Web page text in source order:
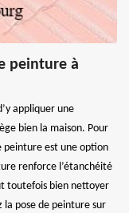
peinture à
appliquer une
bien la maison. Pour
peinture est une option
renforce l’étanchéité
toutefois bien nettoyer
la pose de peinture sur